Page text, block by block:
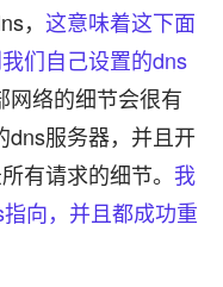
， 这意味着这下面
们自己设置的dns
网络的细节会很有
dns服务器，并且开
有请求的细节。 我
向，并且都成功重